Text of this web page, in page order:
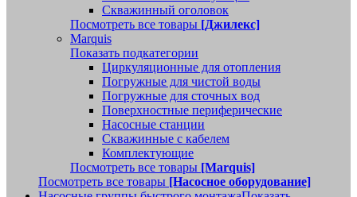
Скважинный оголовок
Посмотреть все товары [Джилекс]
Marquis
Показать подкатегории
Циркуляционные для отопления
Погружные для чистой воды
Погружные для сточных вод
Поверхностные периферические
Насосные станции
Скважинные с кабелем
Комплектующие
Посмотреть все товары [Marquis]
Посмотреть все товары [Насосное оборудование]